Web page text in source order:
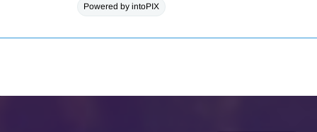
Powered by intoPIX